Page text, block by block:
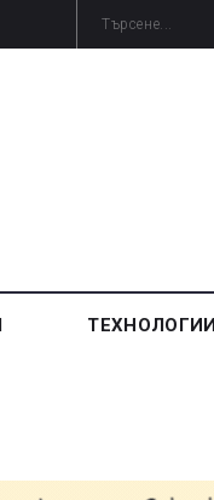
ТЕХНОЛОГИИ